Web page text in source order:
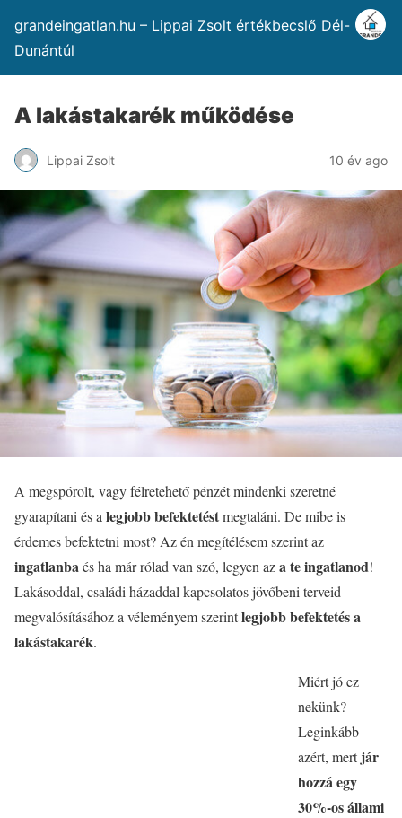
grandeingatlan.hu – Lippai Zsolt értékbecslő Dél-
Dunántúl
A lakástakarék működése
Lippai Zsolt 10 év ago
A megspórolt, vagy félretehető pénzét mindenki szeretné
gyarapítani és a legjobb befektetéstmegtaláni. De mibe is
érdemes befektetni most? Az én megítélésem szerint az
ingatlanbaés ha már rólad van szó, legyen aza te ingatlanod!
Lakásoddal, családi házaddal kapcsolatos jövőbeni terveid
megvalósításához a véleményem szerintlegjobb befektetés a
lakástakarék.
Miért jó ez
nekünk?
Leginkább
azért, mertjár
hozzá egy
30%-os állami